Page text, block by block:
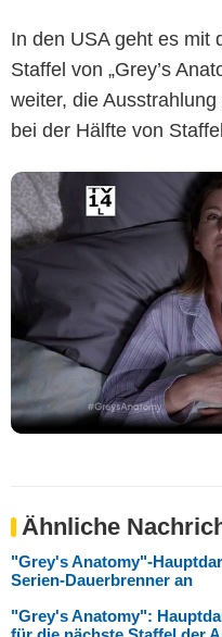
In den USA geht es mit
Staffel von „Grey’s
weiter, die
bei der Hälfte von
Ähnliche
"Grey's Anatomy"-
Serien-Dauerbrenner an
"Grey's Anatomy":